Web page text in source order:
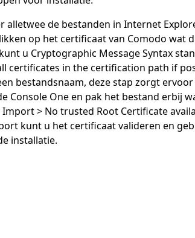
alletwee de bestanden in Internet
op het certificaat van Comodo wat
u Cryptographic Message Syntax
certificates in the certification path if
bestandsnaam, deze stap zorgt
Console One en pak het bestand erbij
Import > No trusted Root Certificate
kunt u het certificaat valideren en
installatie.